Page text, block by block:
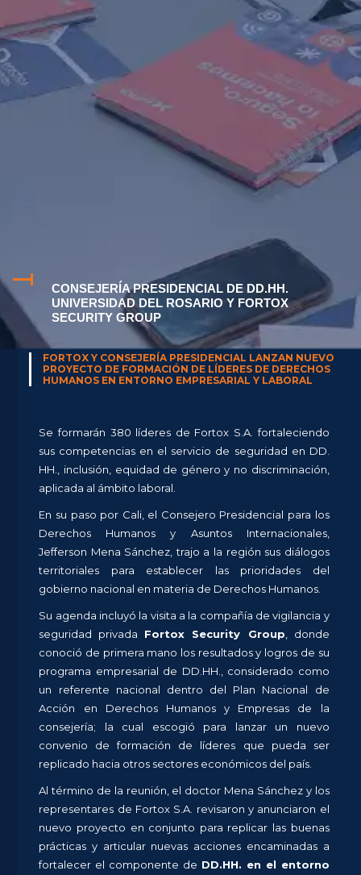
CONSEJERÍA PRESIDENCIAL DE DD.HH.
UNIVERSIDAD DEL ROSARIO Y FORTOX
SECURITY GROUP
FORTOX Y CONSEJERÍA PRESIDENCIAL LANZAN NUEVO
PROYECTO DE FORMACIÓN DE LÍDERES DE DERECHOS
HUMANOS EN ENTORNO EMPRESARIAL Y LABORAL
Se formarán 380 líderes de Fortox S.A. fortaleciendo
sus competencias en el servicio de seguridad en DD.
HH., inclusión, equidad de género y no discriminación,
aplicada al ámbito laboral.
En su paso por Cali, el Consejero Presidencial para los
Derechos Humanos y Asuntos Internacionales,
Jefferson Mena Sánchez, trajo a la región sus diálogos
territoriales para establecer las prioridades del
gobierno nacional en materia de Derechos Humanos.
Su agenda incluyó la visita a la compañía de vigilancia y
seguridad privada Fortox Security Group , donde
conoció de primera mano los resultados y logros de su
programa empresarial de DD.HH., considerado como
un referente nacional dentro del Plan Nacional de
Acción en Derechos Humanos y Empresas de la
consejería; la cual escogió para lanzar un nuevo
convenio de formación de líderes que pueda ser
replicado hacia otros sectores económicos del país.
Al término de la reunión, el doctor Mena Sánchez y los
representares de Fortox S.A. revisaron y anunciaron el
nuevo proyecto en conjunto para replicar las buenas
prácticas y articular nuevas acciones encaminadas a
fortalecer el componente de DD.HH. en el entorno